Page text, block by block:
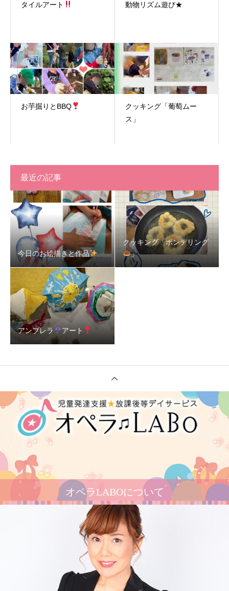
タイルアート 動物リズム遊び★
お芋掘りとBBQ
クッキング「葡萄ムー
ス」
最近の記事
今日のお絵描きと作品
クッキング「ポンデリング
」
アンブレラ アート
オペラLABOについて